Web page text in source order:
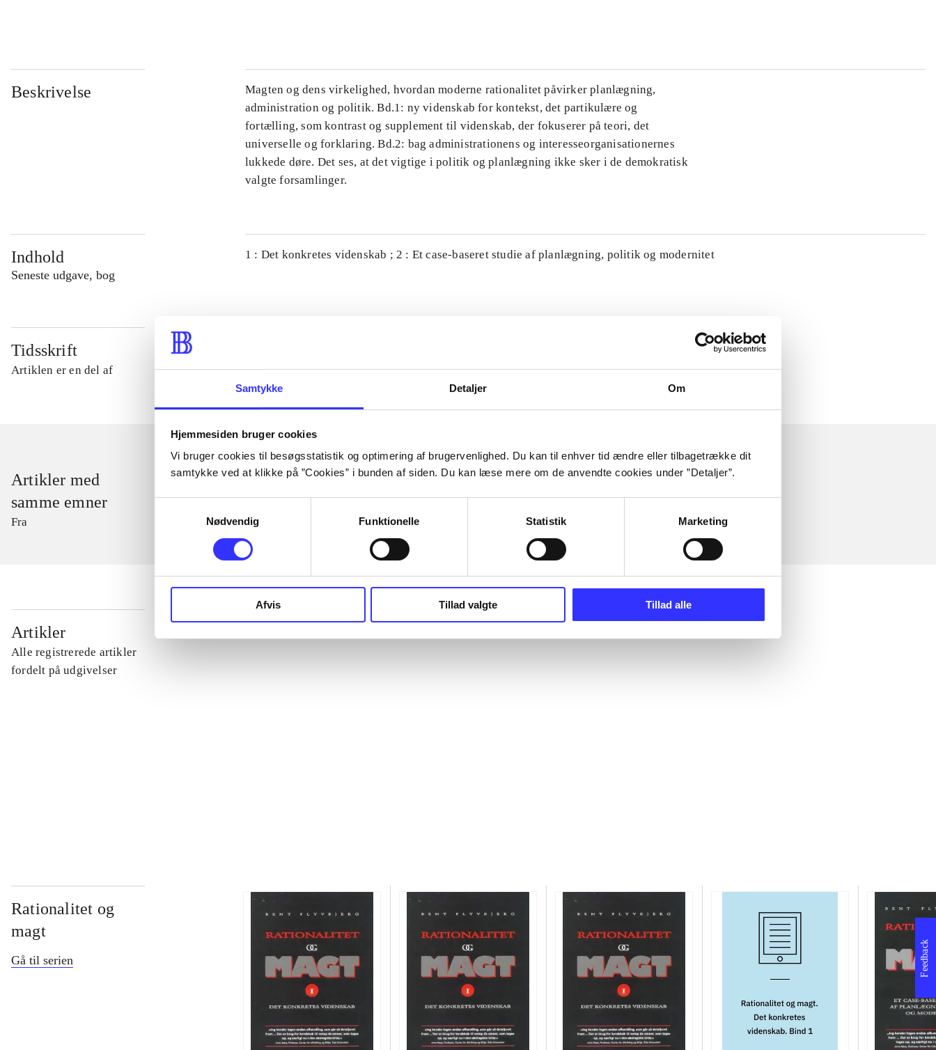
Samtykke Detaljer Om
Hjemmesiden bruger cookies
Vi bruger cookies til besøgsstatistik og optimering af brugervenlighed. Du kan til enhver tid ændre eller tilbagetrække dit
samtykke ved at klikke på ”Cookies” i bunden af siden. Du kan læse mere om de anvendte cookies under ”Detaljer”.
Nødvendig
Funktionelle Statistik Marketing
Afvis Tillad valgte Tillad alle
Beskrivelse
Magten og dens virkelighed, hvordan moderne rationalitet påvirker planlægning,
administration og politik. Bd.1: ny videnskab for kontekst, det partikulære og
fortælling, som kontrast og supplement til videnskab, der fokuserer på teori, det
universelle og forklaring. Bd.2: bag administrationens og interesseorganisationernes
lukkede døre. Det ses, at det vigtige i politik og planlægning ikke sker i de demokratisk
valgte forsamlinger.
Indhold
Seneste udgave, bog
1 : Det konkretes videnskab ; 2 : Et case-baseret studie af planlægning, politik og modernitet
Tidsskrift
Artiklen er en del af
Artikler med
samme emner
Fra
Artikler
Alle registrerede artikler
fordelt på udgivelser
...
Rationalitet og
magt
Gå til serien Feedback